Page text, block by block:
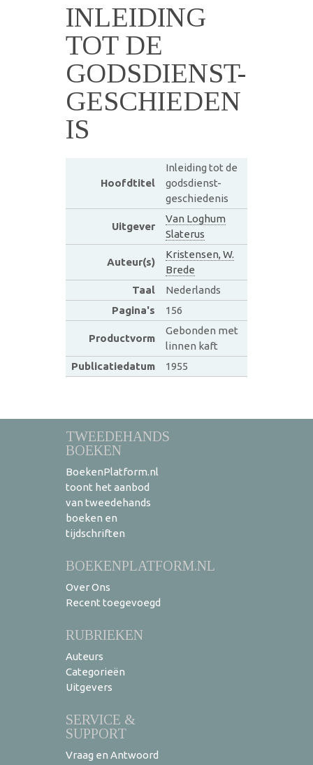
INLEIDING
TOT DE
GODSDIENST-
GESCHIEDEN
IS
Hoofdtitel
Inleiding tot de
godsdienst-
geschiedenis
Uitgever
Van Loghum
Slaterus
Auteur(s)
Kristensen, W.
Brede
Taal
Nederlands
Pagina's
156
Productvorm
Gebonden met
linnen kaft
Publicatiedatum
1955
TWEEDEHANDS
BOEKEN
BoekenPlatform.nl
toont het aanbod
van tweedehands
boeken en
tijdschriften
BOEKENPLATFORM.NL
Over Ons
Recent toegevoegd
RUBRIEKEN
Auteurs
Categorieën
Uitgevers
SERVICE &
SUPPORT
Vraag en Antwoord